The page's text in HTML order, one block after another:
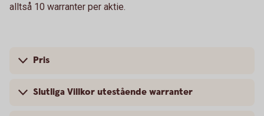
alltså 10 warranter per aktie.
Pris
Slutliga Villkor utestående warranter